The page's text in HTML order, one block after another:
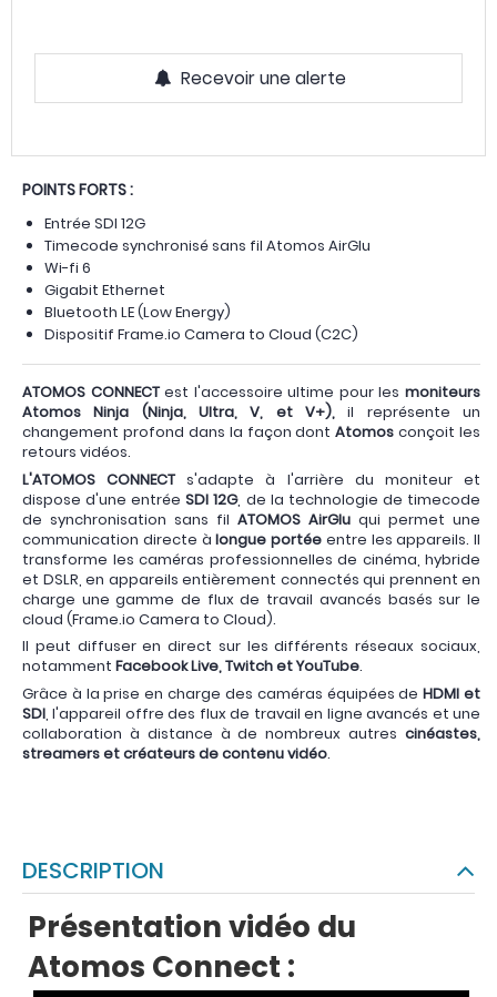
Recevoir une alerte
POINTS FORTS :
Entrée SDI 12G
Timecode synchronisé sans fil Atomos AirGlu
Wi-fi 6
Gigabit Ethernet
Bluetooth LE (Low Energy)
Dispositif Frame.io Camera to Cloud (C2C)
ATOMOS CONNECTest l'accessoire ultime pour lesmoniteurs
Atomos Ninja (Ninja, Ultra, V, et V+), il représente un
changement profond dans la façon dontAtomos conçoit les
retours vidéos.
L'ATOMOS CONNECTs'adapte à l'arrière du moniteur et
dispose d'une entréeSDI 12G, de la technologie de timecode
de synchronisation sans fil ATOMOS AirGlu qui permet une
communication directe àlongue portée entre les appareils. Il
transforme les caméras professionnelles de cinéma, hybride
et DSLR, en appareils entièrement connectés qui prennent en
charge une gamme de flux de travail avancés basés sur le
cloud (Frame.io Camera to Cloud).
Il peut diffuser en direct sur les différents réseaux sociaux,
notamment Facebook Live, Twitch et YouTube.
Grâce à la prise en charge des caméras équipées deHDMI et
SDI , l'appareil offre des flux de travail en ligne avancés et une
collaboration à distance à de nombreux autres cinéastes,
streamers et créateurs de contenu vidéo.
DESCRIPTION
Présentation vidéo du
Atomos Connect :